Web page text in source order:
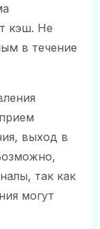
кэш. Не
в течение
выход в
так как
могут